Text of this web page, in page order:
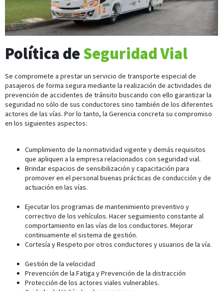
Política de Seguridad Vial
Se compromete a prestar un servicio de transporte especial de
pasajeros de forma segura mediante la realización de actividades de
prevención de accidentes de tránsito buscando con ello garantizar la
seguridad no sólo de sus conductores sino también de los diferentes
actores de las vías. Por lo tanto, la Gerencia concreta su compromiso
en los siguientes aspectos:
Cumplimiento de la normatividad vigente y demás requisitos
que apliquen a la empresa relacionados con seguridad vial.
Brindar espacios de sensibilización y capacitación para
promover en el personal buenas prácticas de conducción y de
actuación en las vías.
Ejecutar los programas de mantenimiento preventivo y
correctivo de los vehículos. Hacer seguimiento constante al
comportamiento en las vías de los conductores. Mejorar
continuamente el sistema de gestión.
Cortesía y Respeto por otros conductores y usuarios de la vía.
Gestión de la velocidad
Prevención de la Fatiga y Prevención de la distracción
Protección de los actores viales vulnerables.